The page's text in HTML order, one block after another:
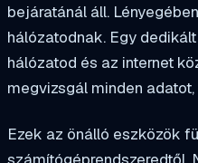
bejáratánál áll.
hálózatodnak. Egy
hálózatod és az internet
megvizsgál minden
Ezek az önálló eszközök